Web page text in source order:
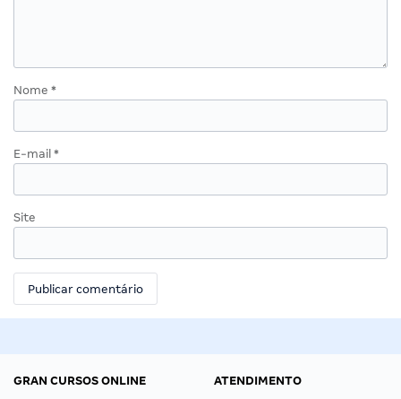
Nome *
E-mail *
Site
GRAN CURSOS ONLINE
ATENDIMENTO